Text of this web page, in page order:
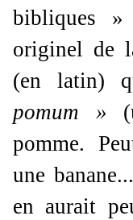
bibliques
originel de
(en latin)
pomum »
pomme.
une
en aurait